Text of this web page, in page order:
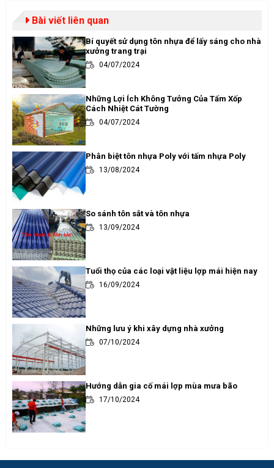
Bài viết liên quan
Bí quyết sử dụng tôn nhựa để lấy sáng cho nhà
xưởng trang trại
04/07/2024
Những Lợi Ích Không Tưởng Của Tấm Xốp
Cách Nhiệt Cát Tường
04/07/2024
Phân biệt tôn nhựa Poly với tấm nhựa Poly
13/08/2024
So sánh tôn sắt và tôn nhựa
13/09/2024
Tuổi thọ của các loại vật liệu lợp mái hiện nay
16/09/2024
Những lưu ý khi xây dựng nhà xưởng
07/10/2024
Hướng dẫn gia cố mái lợp mùa mưa bão
17/10/2024